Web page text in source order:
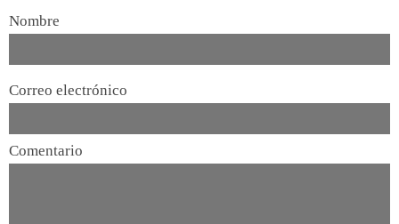
Nombre
Correo electrónico
Comentario